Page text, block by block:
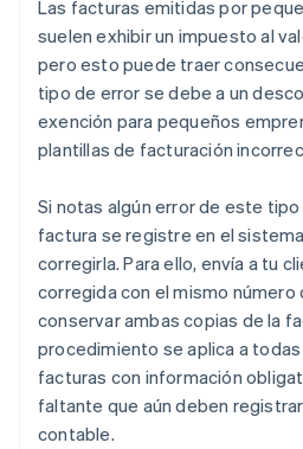
Las facturas emitidas por
suelen exhibir un impuesto al
pero esto puede traer
tipo de error se debe a un
exención para pequeños
plantillas de facturación
Si notas algún error de este
factura se registre en el
corregirla. Para ello, envía a tu
corregida con el mismo
conservar ambas copias de la
procedimiento se aplica a
facturas con información
faltante que aún deben
contable.